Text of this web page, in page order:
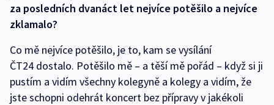
za posledních dvanáct let nejvíce potěšilo a nejvíce
zklamalo?
Co mě nejvíce potěšilo, je to, kam se vysílání
ČT24 dostalo. Potěšilo mě – a těší mě pořád – když si ji
pustím a vidím všechny kolegyně a kolegy a vidím, že
jste schopni odehrát koncert bez přípravy v jakékoli